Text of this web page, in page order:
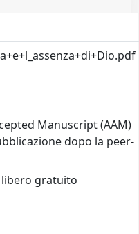
Manuscript (AAM)
dopo la peer-
libero gratuito